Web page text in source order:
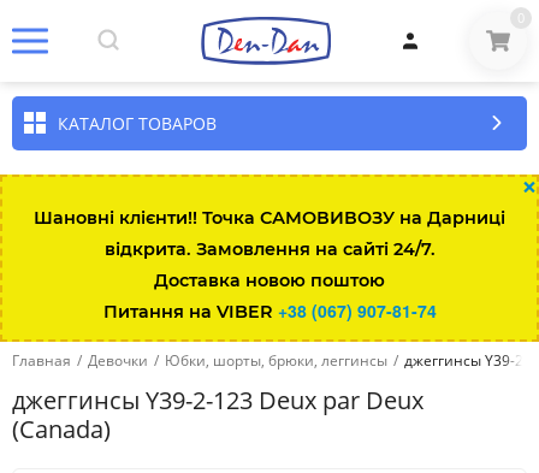
0
КАТАЛОГ ТОВАРОВ
×
Шановні клієнти!! Точка САМОВИВОЗУ на Дарниці
відкрита. Замовлення на сайті 24/7.
Доставка новою поштою
Питання на VIBER +38 (067) 907-81-74
Главная / Девочки / Юбки, шорты, брюки, леггинсы / джеггинсы Y39-2-
джеггинсы Y39-2-123 Deux par Deux
(Canada)